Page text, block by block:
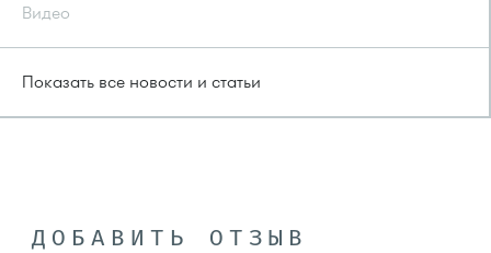
Видео
Показать все новости и статьи
ДОБАВИТЬ ОТЗЫВ